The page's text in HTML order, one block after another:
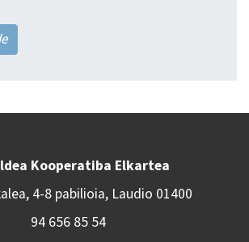
Kooperatiba Elkartea
4-8 pabilioia, Laudio 01400
94 656 85 54